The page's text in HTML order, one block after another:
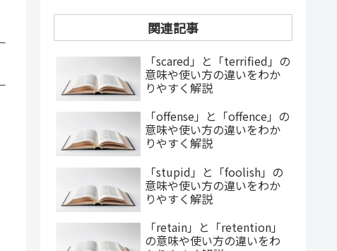
関連記事
「scared」と「terrified」の
意味や使い方の違いをわか
りやすく解説
「offense」と「offence」の
意味や使い方の違いをわか
りやすく解説
「stupid」と「foolish」の
意味や使い方の違いをわか
りやすく解説
「retain」と「retention」
の意味や使い方の違いをわ